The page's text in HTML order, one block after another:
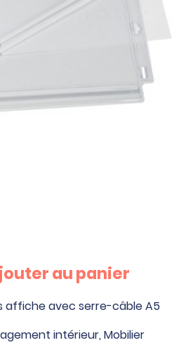
au panier
affiche avec serre-câble A5
intérieur, Mobilier